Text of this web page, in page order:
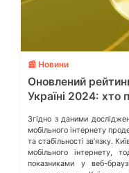
📰 Новини
Оновлений
Україні 2024: хто
Згідно з даними
мобільного інтернету
та стабільності зв’язку.
мобільного інтернету,
показниками у веб-